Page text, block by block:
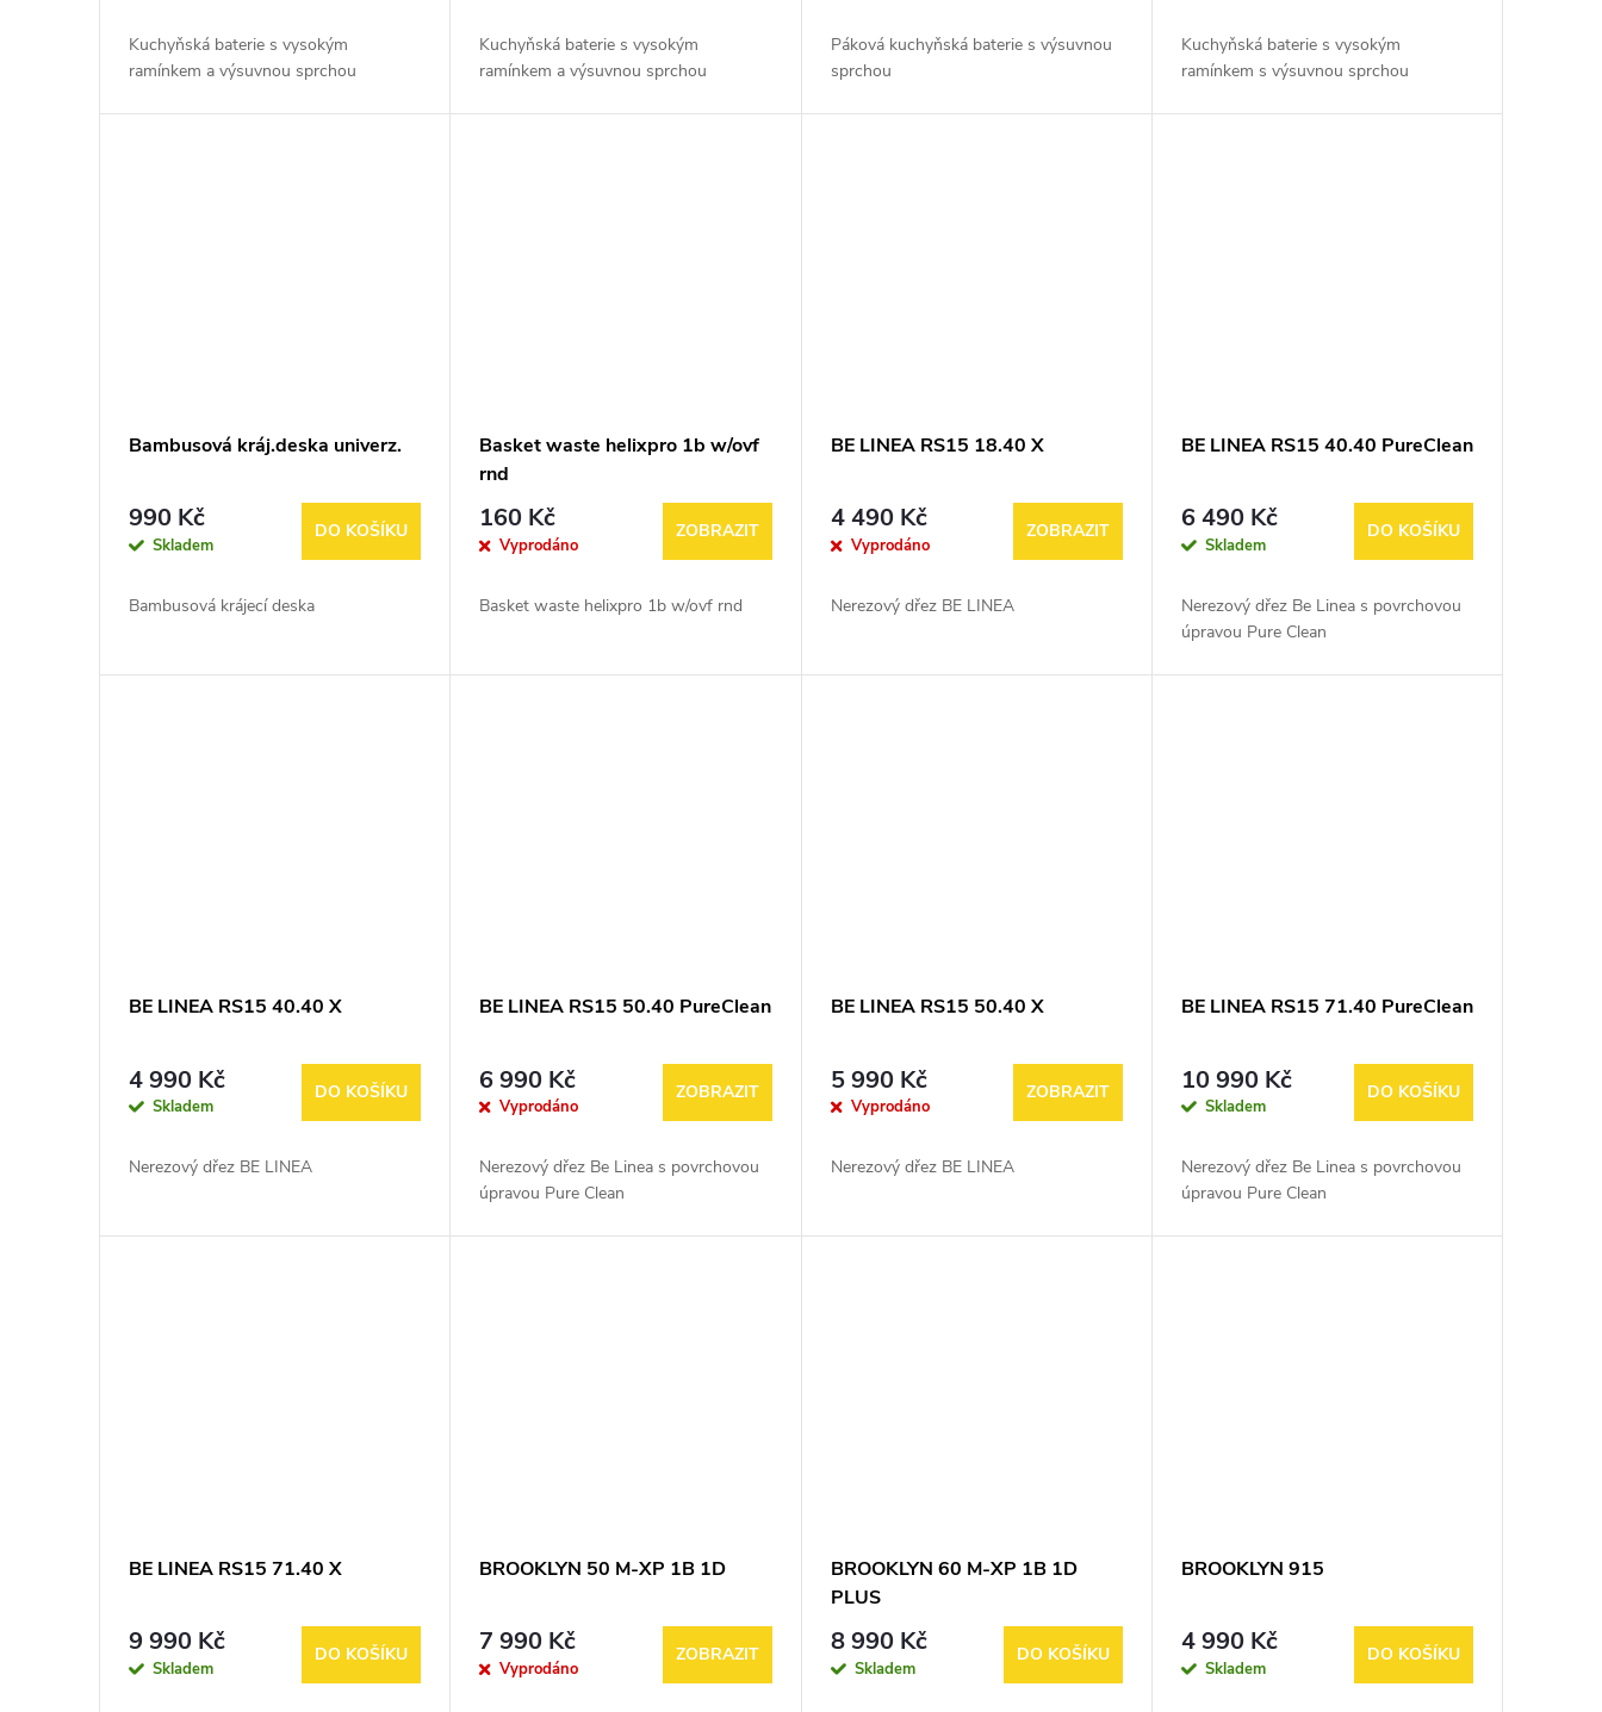
Kuchyňská baterie s vysokým
ramínkem a výsuvnou sprchou
Kuchyňská baterie s vysokým
ramínkem a výsuvnou sprchou
Páková kuchyňská baterie s výsuvnou
sprchou
Kuchyňská baterie s vysokým
ramínkem s výsuvnou sprchou
Bambusová kráj.deska univerz.
990 Kč
Skladem
DO KOŠÍKU
Bambusová krájecí deska
Basket waste helixpro 1b w/ovf
rnd
160 Kč
Vyprodáno
ZOBRAZIT
Basket waste helixpro 1b w/ovf rnd
BE LINEA RS15 18.40 X
4 490 Kč
Vyprodáno
ZOBRAZIT
Nerezový dřez BE LINEA
BE LINEA RS15 40.40 PureClean
6 490 Kč
Skladem
DO KOŠÍKU
Nerezový dřez Be Linea s povrchovou
úpravou Pure Clean
BE LINEA RS15 40.40 X
4 990 Kč
Skladem
DO KOŠÍKU
Nerezový dřez BE LINEA
BE LINEA RS15 50.40 PureClean
6 990 Kč
Vyprodáno
ZOBRAZIT
Nerezový dřez Be Linea s povrchovou
úpravou Pure Clean
BE LINEA RS15 50.40 X
5 990 Kč
Vyprodáno
ZOBRAZIT
Nerezový dřez BE LINEA
BE LINEA RS15 71.40 PureClean
10 990 Kč
Skladem
DO KOŠÍKU
Nerezový dřez Be Linea s povrchovou
úpravou Pure Clean
BE LINEA RS15 71.40 X
9 990 Kč
Skladem
DO KOŠÍKU
BROOKLYN 50 M-XP 1B 1D
7 990 Kč
Vyprodáno
ZOBRAZIT
BROOKLYN 60 M-XP 1B 1D
PLUS
8 990 Kč
Skladem
DO KOŠÍKU
BROOKLYN 915
4 990 Kč
Skladem
DO KOŠÍKU